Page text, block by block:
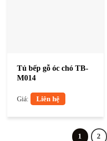
Tủ bếp gỗ óc chó TB-
M014
Giá: Liên hệ
1 2